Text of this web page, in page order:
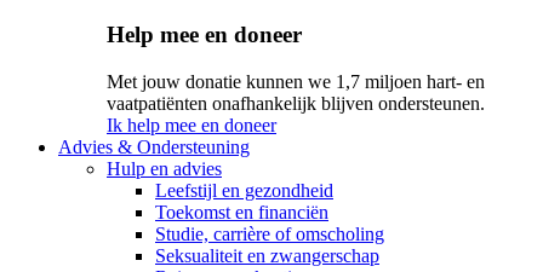
Help mee en doneer
Met jouw donatie kunnen we 1,7 miljoen hart- en
vaatpatiënten onafhankelijk blijven ondersteunen.
Ik help mee en doneer
Advies & Ondersteuning
Hulp en advies
Leefstijl en gezondheid
Toekomst en financiën
Studie, carrière of omscholing
Seksualiteit en zwangerschap